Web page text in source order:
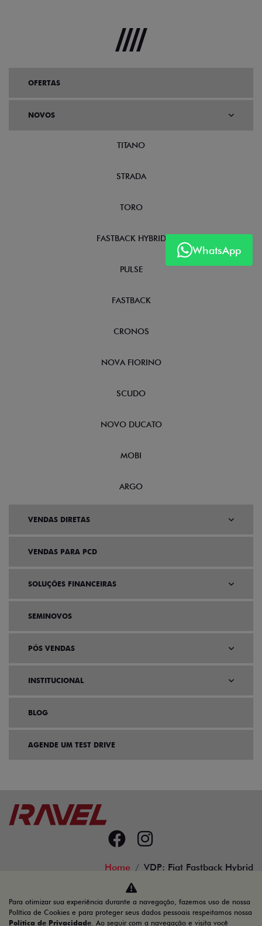
WhatsApp
OFERTAS
NOVOS
TITANO
STRADA
TORO
FASTBACK HYBRID
PULSE
FASTBACK
CRONOS
NOVA FIORINO
SCUDO
NOVO DUCATO
MOBI
ARGO
VENDAS DIRETAS
VENDAS PARA PCD
SOLUÇÕES FINANCEIRAS
SEMINOVOS
PÓS VENDAS
INSTITUCIONAL
BLOG
AGENDE UM TEST DRIVE
Home VDP: Fiat Fastback Hybrid
Desacelere. Seu bem maior é a vida.
Para otimizar sua experiência durante a navegação, fazemos uso de nossa
Política de Cookies e para proteger seus dados pessoais respeitamos nossa
Política de Privacidade. Ao seguir com a navegação e visita você